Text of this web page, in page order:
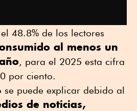
48.8% de los lectores
al menos un
, para el 2025 esta cifra
por ciento.
se puede explicar debido al
de noticias,